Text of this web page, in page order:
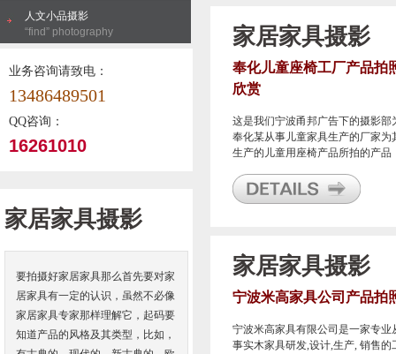
家居家具摄影
奉化儿童座椅工厂产品拍
欣赏
这是我们宁波甬邦广告下的摄影部
奉化某从事儿童家具生产的厂家为
生产的儿童用座椅产品所拍的产品
用。
家居家具摄影
宁波米高家具公司产品拍
宁波米高家具有限公司是一家专业
事实木家具研发,设计,生产, 销售的
人文小品摄影
“find” photography
业务咨询请致电：
13486489501
QQ咨询：
16261010
家居家具摄影
要拍摄好家居家具那么首先要对家
居家具有一定的认识，虽然不必像
家居家具专家那样理解它，起码要
知道产品的风格及其类型，比如，